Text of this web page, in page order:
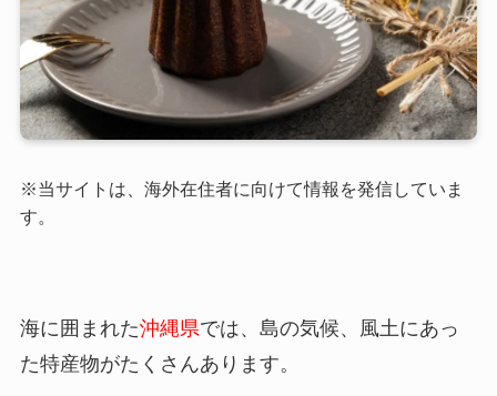
※当サイトは、海外在住者に向けて情報を発信していま
す。
海に囲まれた沖縄県では、島の気候、風土にあっ
た特産物がたくさんあります。